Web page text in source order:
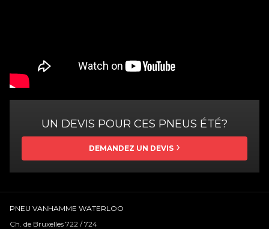
UN DEVIS POUR CES PNEUS ÉTÉ?
DEMANDEZ UN DEVIS
PNEU VANHAMME WATERLOO
Ch. de Bruxelles 722 / 724